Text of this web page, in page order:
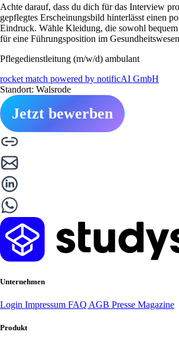
Achte darauf, dass du dich für das Interview
gepflegtes Erscheinungsbild hinterlässt einen
Eindruck. Wähle Kleidung, die sowohl bequem
für eine Führungsposition im
Pflegedienstleitung (m/w/d) ambulant
rocket match powered by notificAI GmbH
Standort: Walsrode
Jetzt bewerben
Unternehmen
Login Impressum FAQ AGB Presse Magazine
Produkt